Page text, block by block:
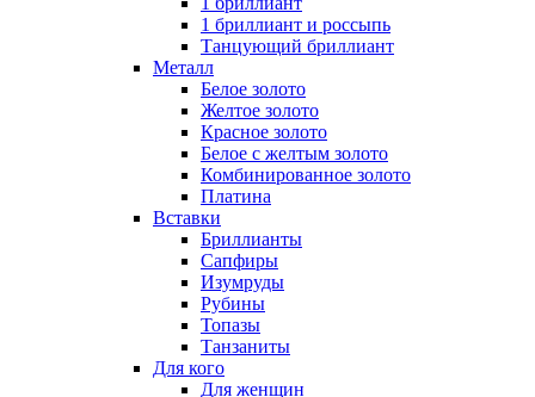
1 бриллиант и россыпь
Танцующий бриллиант
Металл
Белое золото
Желтое золото
Красное золото
Белое с желтым золото
Комбинированное золото
Платина
Вставки
Бриллианты
Сапфиры
Изумруды
Рубины
Топазы
Танзаниты
Для кого
Для женщин